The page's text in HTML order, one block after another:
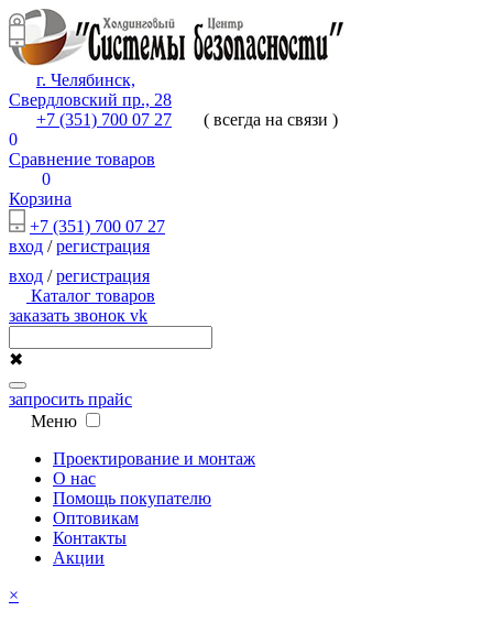
г. Челябинск,
Свердловский пр., 28
+7 (351) 700 07 27
( всегда на связи )
0
Сравнение товаров
0
Корзина
+7 (351) 700 07 27
вход /регистрация
вход /регистрация
Каталог товаров
заказать звонок vk
✖
запросить прайс
Меню
Проектирование и монтаж
О нас
Помощь покупателю
Оптовикам
Контакты
Акции
×